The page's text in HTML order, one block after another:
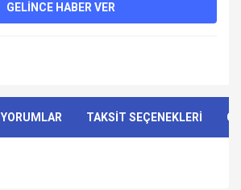
GELİNCE HABER VER
YORUMLAR TAKSİT SEÇENEKLERİ